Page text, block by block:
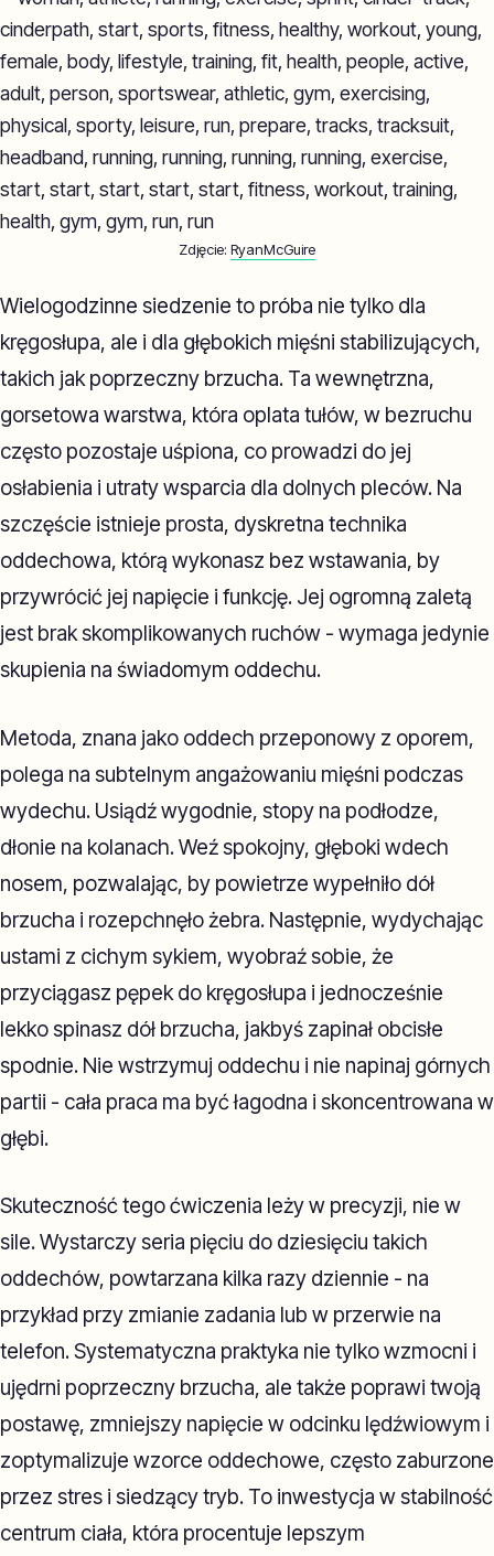
Zdjęcie: RyanMcGuire
Wielogodzinne siedzenie to próba nie tylko dla
kręgosłupa, ale i dla głębokich mięśni stabilizujących,
takich jak poprzeczny brzucha. Ta wewnętrzna,
gorsetowa warstwa, która oplata tułów, w bezruchu
często pozostaje uśpiona, co prowadzi do jej
osłabienia i utraty wsparcia dla dolnych pleców. Na
szczęście istnieje prosta, dyskretna technika
oddechowa, którą wykonasz bez wstawania, by
przywrócić jej napięcie i funkcję. Jej ogromną zaletą
jest brak skomplikowanych ruchów - wymaga jedynie
skupienia na świadomym oddechu.
Metoda, znana jako oddech przeponowy z oporem,
polega na subtelnym angażowaniu mięśni podczas
wydechu. Usiądź wygodnie, stopy na podłodze,
dłonie na kolanach. Weź spokojny, głęboki wdech
nosem, pozwalając, by powietrze wypełniło dół
brzucha i rozepchnęło żebra. Następnie, wydychając
ustami z cichym sykiem, wyobraź sobie, że
przyciągasz pępek do kręgosłupa i jednocześnie
lekko spinasz dół brzucha, jakbyś zapinał obcisłe
spodnie. Nie wstrzymuj oddechu i nie napinaj górnych
partii - cała praca ma być łagodna i skoncentrowana w
głębi.
Skuteczność tego ćwiczenia leży w precyzji, nie w
sile. Wystarczy seria pięciu do dziesięciu takich
oddechów, powtarzana kilka razy dziennie - na
przykład przy zmianie zadania lub w przerwie na
telefon. Systematyczna praktyka nie tylko wzmocni i
ujędrni poprzeczny brzucha, ale także poprawi twoją
postawę, zmniejszy napięcie w odcinku lędźwiowym i
zoptymalizuje wzorce oddechowe, często zaburzone
przez stres i siedzący tryb. To inwestycja w stabilność
centrum ciała, która procentuje lepszym